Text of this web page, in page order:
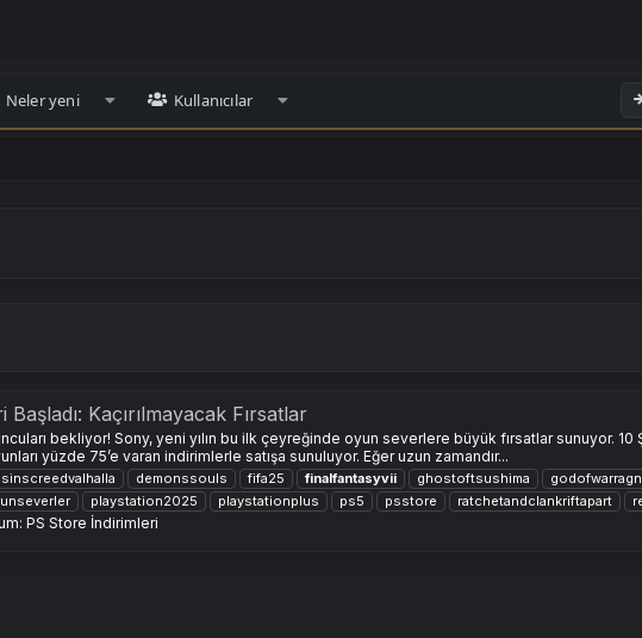
Neler yeni Kullanıcılar
Kaçırılmayacak Fırsatlar
bekliyor! Sony, yeni yılın bu ilk çeyreğinde oyun severlere büyük fırsatlar sunuyor.
yüzde 75’e varan indirimlerle satışa sunuluyor. Eğer uzun zamandır...
demonssouls fifa25 finalfantasyvii ghostoftsushima
playstation2025 playstationplus ps5 psstore ratchetandclankriftapart
PS Store İndirimleri